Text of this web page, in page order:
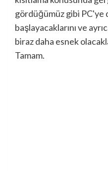
gördüğümüz gibi PC'ye
başlayacaklarını ve
biraz daha esnek
Tamam.